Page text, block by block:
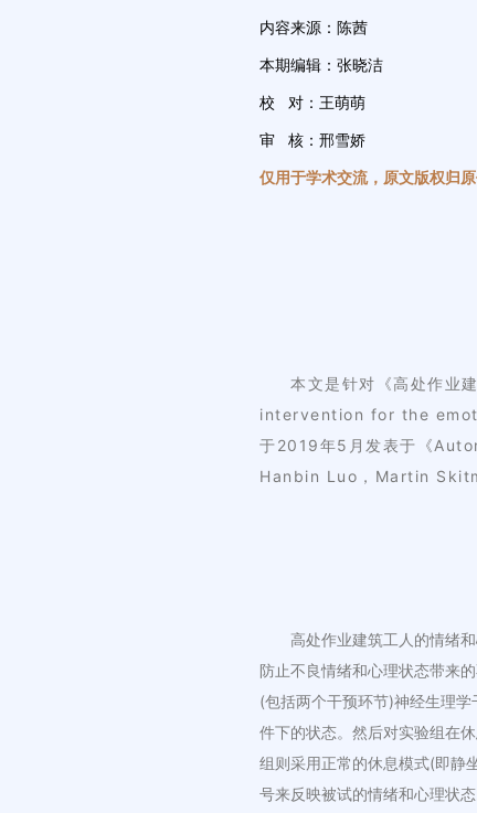
内容来源：陈茜
本期编辑：张晓洁
校 对：王萌萌
审 核：邢雪娇
仅用于学术交流，原文版权归
本文是针对《高处作
intervention for the
于2019年5月发表于《
Hanbin Luo，Martin
高处作业建筑工人的情绪
防止不良情绪和心理状态带来
(包括两个干预环节)神经生理
件下的状态。然后对实验组在
组则采用正常的休息模式(即静
号来反映被试的情绪和心理状